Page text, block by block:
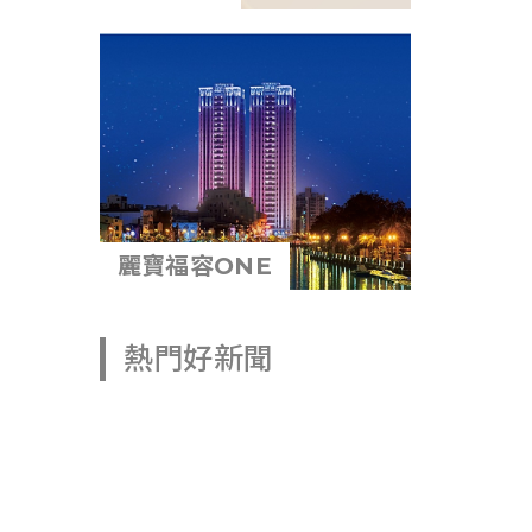
麗寶福容ONE
熱門好新聞